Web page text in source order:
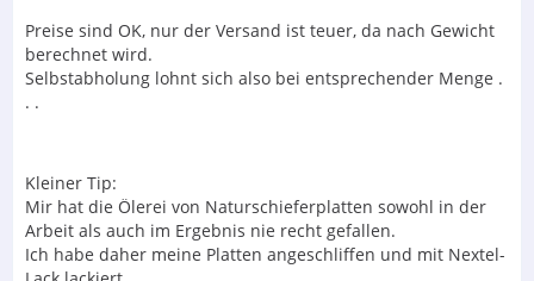
Preise sind OK, nur der Versand ist teuer, da nach Gewicht
berechnet wird.
Selbstabholung lohnt sich also bei entsprechender Menge .
. .
Kleiner Tip:
Mir hat die Ölerei von Naturschieferplatten sowohl in der
Arbeit als auch im Ergebnis nie recht gefallen.
Ich habe daher meine Platten angeschliffen und mit Nextel-